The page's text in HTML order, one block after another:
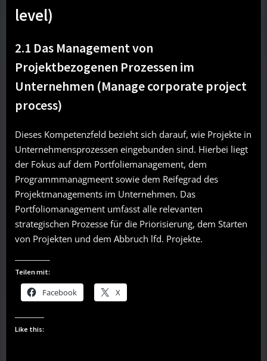
level)
2.1 Das Management von
Projektbezogenen Prozessen im
Unternehmen (Manage corporate project
process)
Dieses Kompetenzfeld bezieht sich darauf, wie Projekte in
Unternehmensprozessen eingebunden sind. Hierbei liegt
der Fokus auf dem Portfoliemanagement, dem
Programmmanagmeent sowie dem Reifegrad des
Projektmanagements im Unternehmen. Das
Portfoliomanagement umfasst alle relevanten
strategischen Prozesse für die Priorisierung, dem Starten
von Projekten und dem Abbruch lfd. Projekte.
Teilen mit:
Facebook X
Like this: